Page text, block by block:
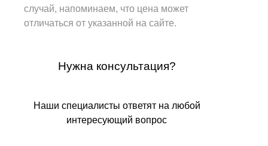
случай, напоминаем, что цена может
отличаться от указанной на сайте.
Нужна консультация?
Наши специалисты ответят на любой
интересующий вопрос